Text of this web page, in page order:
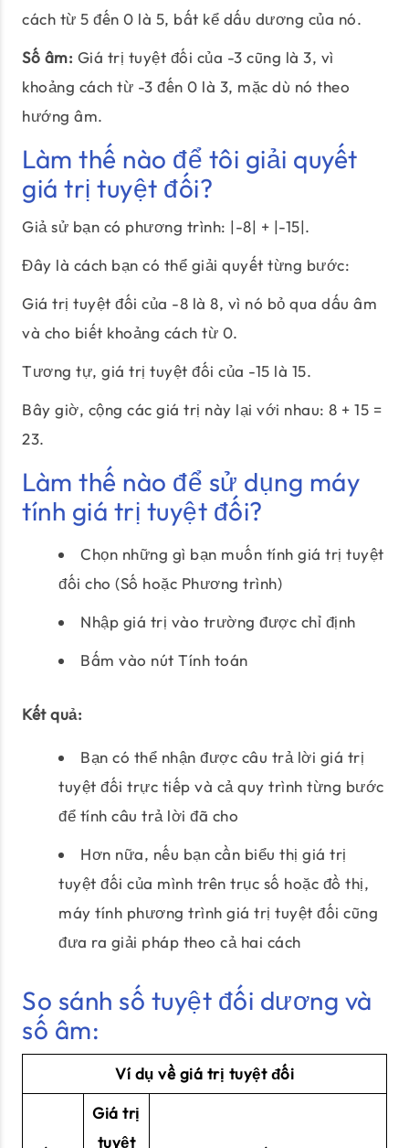
cách từ 5 đến 0 là 5, bất kể dấu dương của nó.
Số âm: Giá trị tuyệt đối của -3 cũng là 3, vì
khoảng cách từ -3 đến 0 là 3, mặc dù nó theo
hướng âm.
Làm thế nào để tôi giải quyết
giá trị tuyệt đối?
Giả sử bạn có phương trình: |-8| + |-15|.
Đây là cách bạn có thể giải quyết từng bước:
Giá trị tuyệt đối của -8 là 8, vì nó bỏ qua dấu âm
và cho biết khoảng cách từ 0.
Tương tự, giá trị tuyệt đối của -15 là 15.
Bây giờ, cộng các giá trị này lại với nhau: 8 + 15 =
23.
Làm thế nào để sử dụng máy
tính giá trị tuyệt đối?
Chọn những gì bạn muốn tính giá trị tuyệt
đối cho (Số hoặc Phương trình)
Nhập giá trị vào trường được chỉ định
Bấm vào nút Tính toán
Kết quả:
Bạn có thể nhận được câu trả lời giá trị
tuyệt đối trực tiếp và cả quy trình từng bước
để tính câu trả lời đã cho
Hơn nữa, nếu bạn cần biểu thị giá trị
tuyệt đối của mình trên trục số hoặc đồ thị,
máy tính phương trình giá trị tuyệt đối cũng
đưa ra giải pháp theo cả hai cách
So sánh số tuyệt đối dương và
số âm:
Ví dụ về giá trị tuyệt đối
Giá trị
tuyệt